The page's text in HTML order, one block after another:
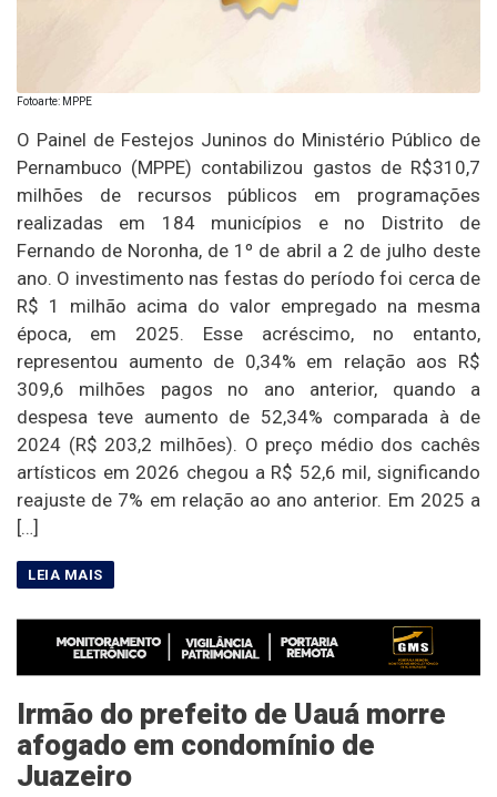
Fotoarte: MPPE
O Painel de Festejos Juninos do Ministério Público de
Pernambuco (MPPE) contabilizou gastos de R$310,7
milhões de recursos públicos em programações
realizadas em 184 municípios e no Distrito de
Fernando de Noronha, de 1º de abril a 2 de julho deste
ano. O investimento nas festas do período foi cerca de
R$ 1 milhão acima do valor empregado na mesma
época, em 2025. Esse acréscimo, no entanto,
representou aumento de 0,34% em relação aos R$
309,6 milhões pagos no ano anterior, quando a
despesa teve aumento de 52,34% comparada à de
2024 (R$ 203,2 milhões). O preço médio dos cachês
artísticos em 2026 chegou a R$ 52,6 mil, significando
reajuste de 7% em relação ao ano anterior. Em 2025 a
[…]
Irmão do prefeito de Uauá morre
afogado em condomínio de
Juazeiro